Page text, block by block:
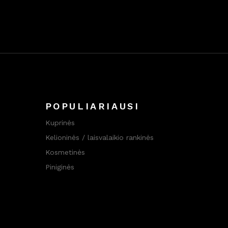
POPULIARIAUSI
Kuprinės
Kelioninės / laisvalaikio rankinės
Kosmetinės
Piniginės